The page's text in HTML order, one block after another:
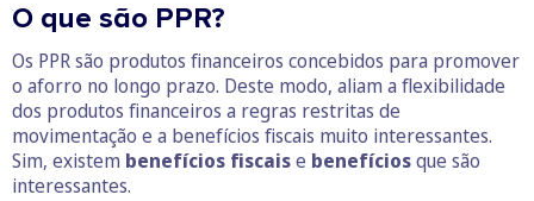
O que são PPR?
Os PPR são produtos financeiros concebidos para promover
o aforro no longo prazo. Deste modo, aliam a flexibilidade
dos produtos financeiros a regras restritas de
movimentação e a benefícios fiscais muito interessantes.
Sim, existem benefícios fiscaise benefíciosque são
interessantes.